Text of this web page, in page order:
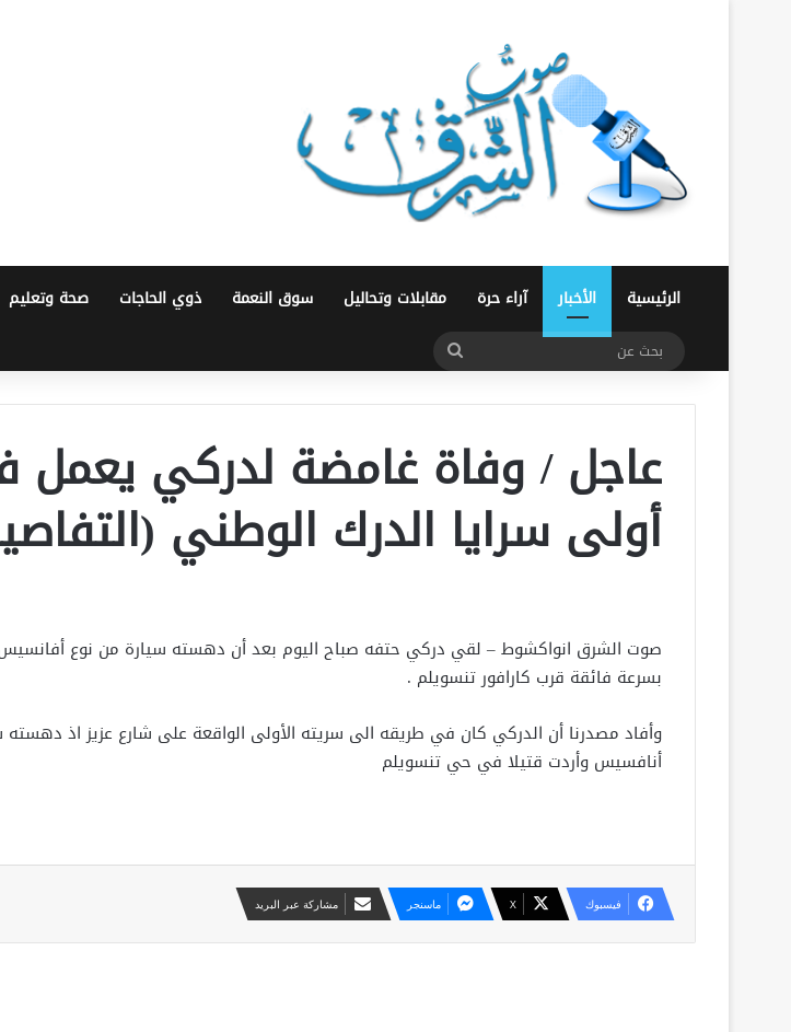
الرئيسية الأخبار آراء حرة مقابلات وتحاليل سوق النعمة ذوي الحاجات صحة وتعليم
بحث
عاجل / وفاة غامضة لدركي
أولى سرايا الدرك الوطني
صوت الشرق انواكشوط – لقي دركي حتفه صباح اليوم بعد أن دهسته سيارة من نوع
بسرعة فائقة قرب كارافور تنسويلم .
وأفاد مصدرنا أن الدركي كان في طريقه الى سريته الأولى الواقعة على شارع عزيز اذ دهسته
أنافسيس وأردت قتيلا في حي تنسويلم
فيسبوك X ماسنجر مشاركة عبر البريد